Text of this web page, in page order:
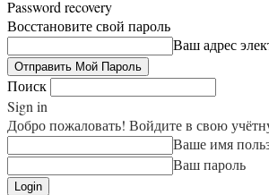
Password recovery
Восстановите свой пароль
Ваш адрес
Поиск
Sign in
Добро пожаловать! Войдите в свою
Ваше имя
Ваш пароль